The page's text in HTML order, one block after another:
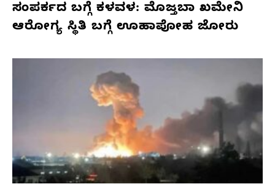
ಸಂಪರ್ಕದ ಬಗ್ಗೆ ಕಳವಳ: ಮೊಜ್ತಬಾ ಖಮೇನಿ
ಆರೋಗ್ಯ ಸ್ಥಿತಿ ಬಗ್ಗೆ ಊಹಾಪೋಹ ಜೋರು